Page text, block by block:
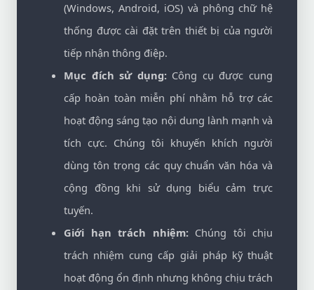
(Windows, Android, iOS) và phông chữ hệ
thống được cài đặt trên thiết bị của người
tiếp nhận thông điệp.
Mục đích sử dụng:Công cụ được cung
cấp hoàn toàn miễn phí nhằm hỗ trợ các
hoạt động sáng tạo nội dung lành mạnh và
tích cực. Chúng tôi khuyến khích người
dùng tôn trọng các quy chuẩn văn hóa và
cộng đồng khi sử dụng biểu cảm trực
tuyến.
Giới hạn trách nhiệm:Chúng tôi chịu
trách nhiệm cung cấp giải pháp kỹ thuật
hoạt động ổn định nhưng không chịu trách